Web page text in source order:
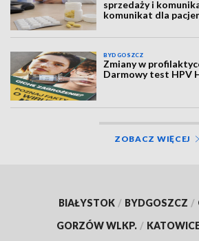
sprzedaży i
komunikat dla
BYDGOSZCZ
Zmiany w
Darmowy test HPV
ZOBACZ WIĘCEJ
BIAŁYSTOK / BYDGOSZCZ /
GORZÓW WLKP. /